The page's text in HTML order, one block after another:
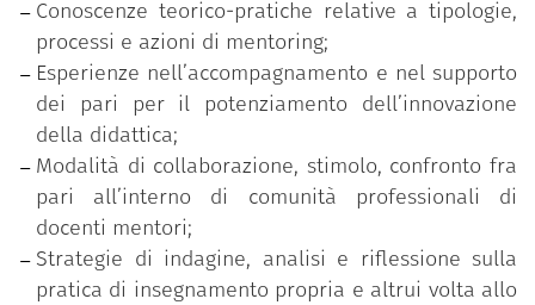
una fase di valutazione del progetto diretta a
individuare aspetti positivi e critici
dell’esperienza, in vista di possibili
miglioramenti e per azioni di sviluppo
implementale del mentoring nel contesto
dell’ateneo.
Conoscenze teorico-pratiche relative a tipologie,
processi e azioni di mentoring;
Esperienze nell’accompagnamento e nel supporto
dei pari per il potenziamento dell’innovazione
della didattica;
Modalità di collaborazione, stimolo, confronto fra
pari all’interno di comunità professionali di
docenti mentori;
Strategie di indagine, analisi e riflessione sulla
pratica di insegnamento propria e altrui volta allo